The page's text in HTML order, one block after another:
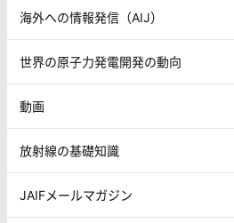
海外への情報発信（AIJ）
世界の原子力発電開発の動向
動画
放射線の基礎知識
JAIFメールマガジン